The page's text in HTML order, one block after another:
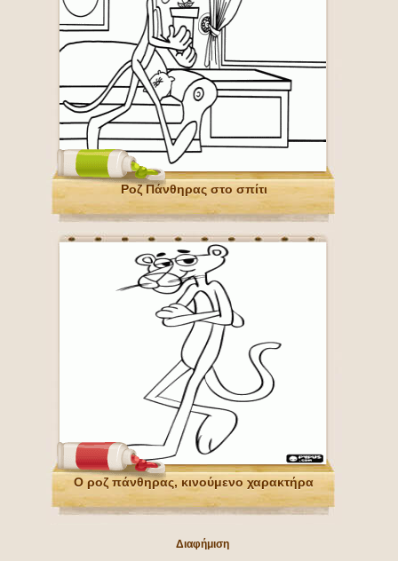
Ροζ Πάνθηρας στο σπίτι
Ο ροζ πάνθηρας, κινούμενο χαρακτήρα
Διαφήμιση